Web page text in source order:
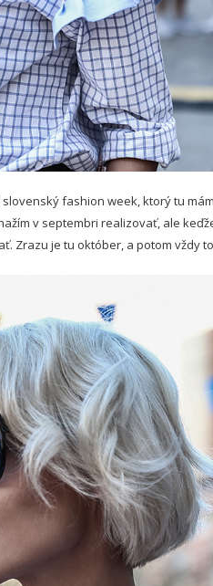
fashion week, ktorý tu
v septembri realizovať, ale
Zrazu je tu október, a potom vždy